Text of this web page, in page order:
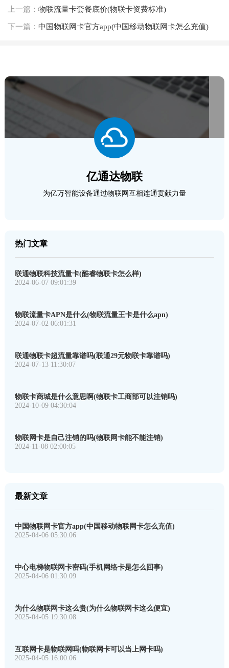
上一篇： 物联流量卡套餐底价(物联卡资费标准)
下一篇： 中国物联网卡官方app(中国移动物联网卡怎么充值)
亿通达物联
为亿万智能设备通过物联网互相连通贡献力量
热门文章
联通物联科技流量卡(酷睿物联卡怎么样)
2024-06-07 09:01:39
物联流量卡APN是什么(物联流量王卡是什么apn)
2024-07-02 06:01:31
联通物联卡超流量靠谱吗(联通29元物联卡靠谱吗)
2024-07-13 11:30:07
物联卡商城是什么意思啊(物联卡工商部可以注销吗)
2024-10-09 04:30:04
物联网卡是自己注销的吗(物联网卡能不能注销)
2024-11-08 02:00:05
最新文章
中国物联网卡官方app(中国移动物联网卡怎么充值)
2025-04-06 05:30:06
中心电梯物联网卡密码(手机网络卡是怎么回事)
2025-04-06 01:30:09
为什么物联网卡这么贵(为什么物联网卡这么便宜)
2025-04-05 19:30:08
互联网卡是物联网吗(物联网卡可以当上网卡吗)
2025-04-05 16:00:06